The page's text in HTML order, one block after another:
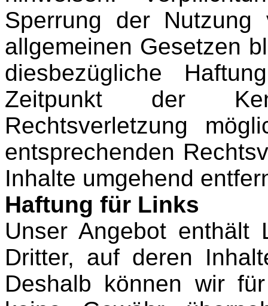
Sperrung der
allgemeinen Gesetzen
diesbezügliche
Zeitpunkt der
Rechtsverletzung
entsprechenden
Inhalte umgehend
Haftung für Links
Unser Angebot enthält
Dritter, auf deren
Deshalb können wir